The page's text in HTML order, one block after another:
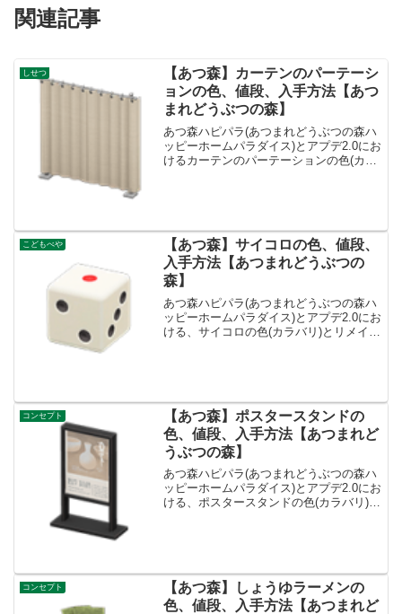
関連記事
しせつ
【あつ森】カーテンのパーテーシ
ョンの色、値段、入手方法【あつ
まれどうぶつの森】
あつ森ハピパラ(あつまれどうぶつの森ハ
ッピーホームパラダイス)とアプデ2.0にお
けるカーテンのパーテーションの色(カラ
こどもべや
【あつ森】サイコロの色、値段、
入手方法【あつまれどうぶつの
森】
あつ森ハピパラ(あつまれどうぶつの森ハ
ッピーホームパラダイス)とアプデ2.0にお
ける、サイコロの色(カラバリ)とリメイ
コンセプト
【あつ森】ポスタースタンドの
色、値段、入手方法【あつまれど
うぶつの森】
あつ森ハピパラ(あつまれどうぶつの森ハ
ッピーホームパラダイス)とアプデ2.0にお
ける、ポスタースタンドの色(カラバリ)と
コンセプト
【あつ森】しょうゆラーメンの
色、値段、入手方法【あつまれど